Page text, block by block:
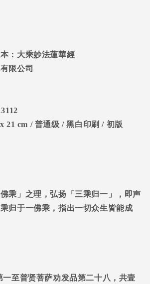
：大乘妙法蓮華經
限公司
21 cm / 普通级 /黑白印刷 / 初版
乘」之理，弘扬「三乘归一」，即声
归于一佛乘，指出一切众生皆能成
一至普贤菩萨劝发品第二十八，共壹